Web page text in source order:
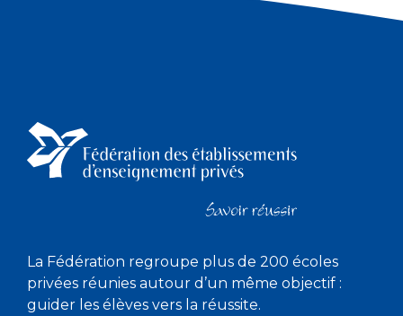
La Fédération regroupe plus de 200 écoles
privées réunies autour d’un même objectif :
guider les élèves vers la réussite.